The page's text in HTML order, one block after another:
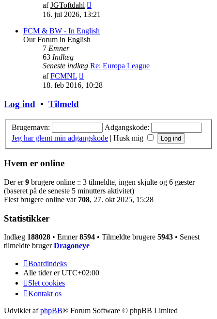
afJGToftdahl
det
indlæg
16. jul 2026, 13:21
FCM & BW - In English
Our Forum in English
7 Emner
63 Indlæg
Seneste indlæg Re: Europa League
afFCMNL
det
18. feb 2016, 10:28
Log ind • Tilmeld
Brugernavn:
Adgangskode:
Jeg har glemt min adgangskode | Husk mig
Hvem er online
Der er9 brugere online :: 3 tilmeldte, ingen skjulte og 6 gæster
(baseret på de seneste 5 minutters aktivitet)
Flest brugere online var 708, 27. okt 2025, 15:28
Statistikker
Indlæg 188028 • Emner8594 • Tilmeldte brugere 5943 • Senest
tilmeldte brugerDragoneye
Boardindeks
Alle tider erUTC+02:00
Slet cookies
Kontakt os
Udviklet afphpBB® Forum Software © phpBB Limited